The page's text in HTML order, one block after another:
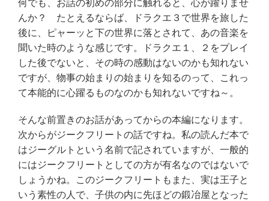
何でも、お話の初めの部分に触れると、心が躍りませ
んか？ たとえるならば、ドラクエ３で世界を旅した
後に、ピャーッと下の世界に落とされて、あの音楽を
聞いた時のような感じです。ドラクエ１、２をプレイ
した後でないと、その時の感動はないのかも知れない
ですが、物事の始まりの始まりを知るのって、これっ
て本能的に心躍るものなのかも知れないですね～。
そんな前置きのお話があってからの本編になります。
次からがジークフリートの話ですね。私の読んだ本で
はジーグルトという名前で記されていますが、一般的
にはジークフリートとしての方が有名なのではないで
しょうかね。このジークフリートもまた、実は王子と
いう素性の人で、子供の内に先ほどの鍛冶屋となった